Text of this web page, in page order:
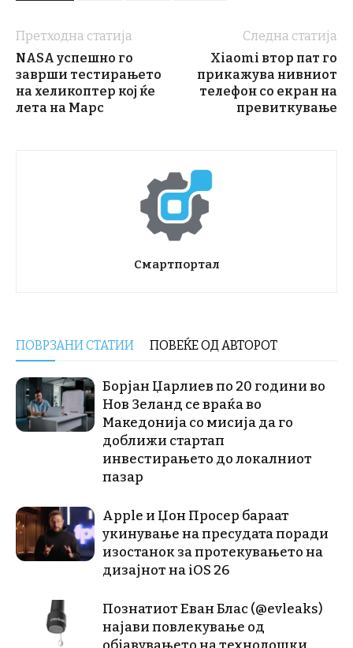
Претходна статија
NASA успешно го
заврши тестирањето
на хеликоптер кој ќе
лета на Марс
Следна статија
Xiaomi втор пат го
прикажува нивниот
телефон со екран на
превиткување
Смартпортал
ПОВРЗАНИ СТАТИИ ПОВЕЌЕ ОД АВТОРОТ
Борјан Џарлиев по 20 години во
Нов Зеланд се враќа во
Македонија со мисија да го
доближи стартап
инвестирањето до локалниот
пазар
Apple и Џон Просер бараат
укинување на пресудата поради
изостанок за протекувањето на
дизајнот на iOS 26
Познатиот Еван Блас (@evleaks)
најави повлекување од